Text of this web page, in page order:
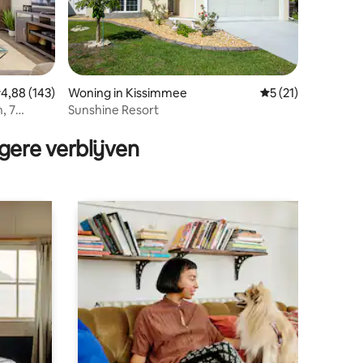
beoordeling van 4,88 op 5, 143 recensies
4,88 (143)
7
Woning in Kissimmee Gemiddelde
5 (21)
Sunshine Resort
verblijven